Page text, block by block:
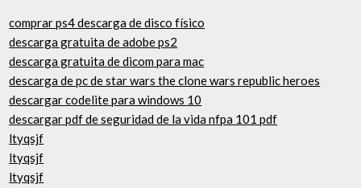
comprar ps4 descarga de disco físico
descarga gratuita de adobe ps2
descarga gratuita de dicom para mac
descarga de pc de star wars the clone wars republic heroes
descargar codelite para windows 10
descargar pdf de seguridad de la vida nfpa 101 pdf
ltyqsjf
ltyqsjf
ltyqsjf